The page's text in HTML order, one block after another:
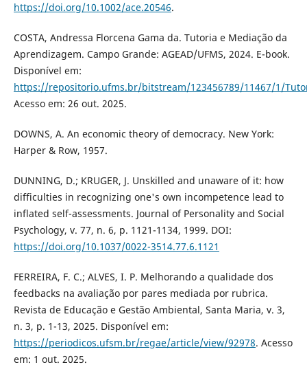
https://doi.org/10.1002/ace.20546.
COSTA, Andressa Florcena Gama da. Tutoria e Mediação da
Aprendizagem. Campo Grande: AGEAD/UFMS, 2024. E-book.
Disponível em:
https://repositorio.ufms.br/bitstream/123456789/11467/1/
Acesso em: 26 out. 2025.
DOWNS, A. An economic theory of democracy. New York:
Harper & Row, 1957.
DUNNING, D.; KRUGER, J. Unskilled and unaware of it: how
difficulties in recognizing one's own incompetence lead to
inflated self-assessments. Journal of Personality and Social
Psychology, v. 77, n. 6, p. 1121-1134, 1999. DOI:
https://doi.org/10.1037/0022-3514.77.6.1121
FERREIRA, F. C.; ALVES, I. P. Melhorando a qualidade dos
feedbacks na avaliação por pares mediada por rubrica.
Revista de Educação e Gestão Ambiental, Santa Maria, v. 3,
n. 3, p. 1-13, 2025. Disponível em:
https://periodicos.ufsm.br/regae/article/view/92978. Acesso
em: 1 out. 2025.